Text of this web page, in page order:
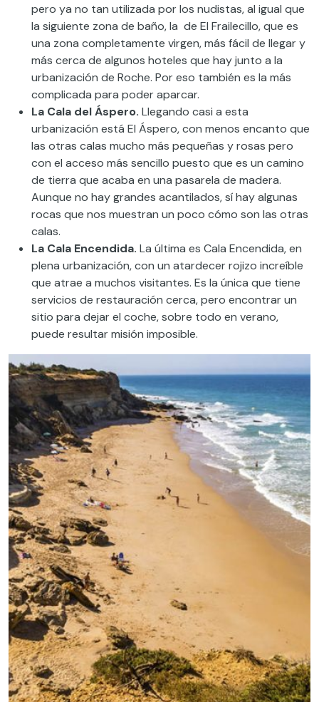
pero ya no tan utilizada por los nudistas, al igual que
la siguiente zona de baño, la de El Frailecillo, que es
una zona completamente virgen, más fácil de llegar y
más cerca de algunos hoteles que hay junto a la
urbanización de Roche. Por eso también es la más
complicada para poder aparcar.
La Cala del Áspero. Llegando casi a esta
urbanización está El Áspero, con menos encanto que
las otras calas mucho más pequeñas y rosas pero
con el acceso más sencillo puesto que es un camino
de tierra que acaba en una pasarela de madera.
Aunque no hay grandes acantilados, sí hay algunas
rocas que nos muestran un poco cómo son las otras
calas.
La Cala Encendida. La última es Cala Encendida, en
plena urbanización, con un atardecer rojizo increíble
que atrae a muchos visitantes. Es la única que tiene
servicios de restauración cerca, pero encontrar un
sitio para dejar el coche, sobre todo en verano,
puede resultar misión imposible.